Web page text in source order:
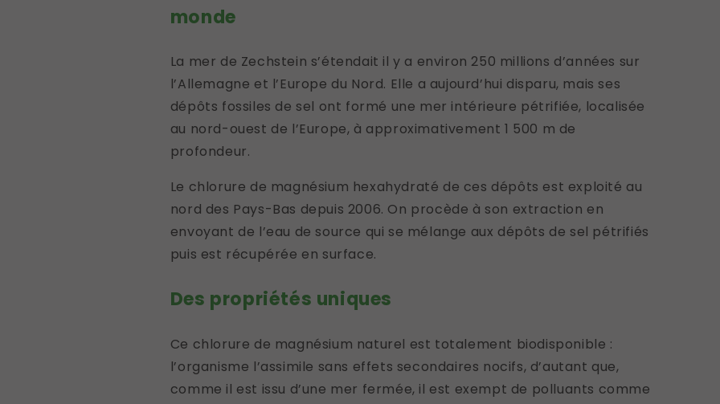
monde
La mer de Zechstein s’étendait il y a environ 250 millions d’années sur
l’Allemagne et l’Europe du Nord. Elle a aujourd’hui disparu, mais ses
dépôts fossiles de sel ont formé une mer intérieure pétrifiée, localisée
au nord-ouest de l’Europe, à approximativement 1 500 m de
profondeur.
Le chlorure de magnésium hexahydraté de ces dépôts est exploité au
nord des Pays-Bas depuis 2006. On procède à son extraction en
envoyant de l’eau de source qui se mélange aux dépôts de sel pétrifiés
puis est récupérée en surface.
Des propriétés uniques
Ce chlorure de magnésium naturel est totalement biodisponible :
l’organisme l’assimile sans effets secondaires nocifs, d’autant que,
comme il est issu d’une mer fermée, il est exempt de polluants comme